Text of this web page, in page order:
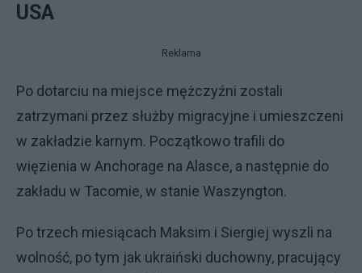
USA
Reklama
Po dotarciu na miejsce mężczyźni zostali
zatrzymani przez służby migracyjne i umieszczeni
w zakładzie karnym. Początkowo trafili do
więzienia w Anchorage na Alasce, a następnie do
zakładu w Tacomie, w stanie Waszyngton.
Po trzech miesiącach Maksim i Siergiej wyszli na
wolność, po tym jak ukraiński duchowny, pracujący